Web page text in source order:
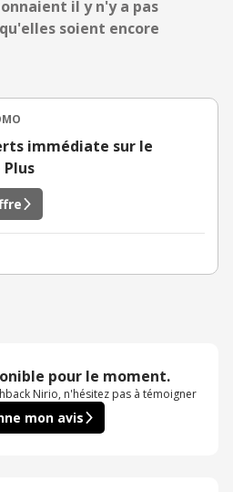
il y n'y a pas
soient encore
immédiate sur le
pour le moment.
Nirio, n'hésitez pas à témoigner
mon avis